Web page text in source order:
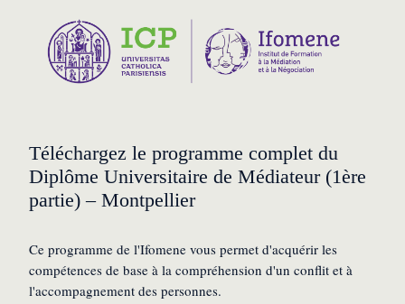
Téléchargez le programme complet du
Diplôme Universitaire de Médiateur (1ère
partie) – Montpellier
Ce programme de l'Ifomene vous permet d'acquérir les
compétences de base à la compréhension d'un conflit et à
l'accompagnement des personnes.